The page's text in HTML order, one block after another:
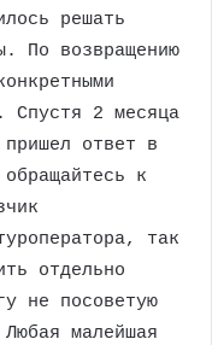
решать
По возвращению
Спустя 2 месяца
пришел ответ в
к
так
отдельно
не посоветую
малейшая